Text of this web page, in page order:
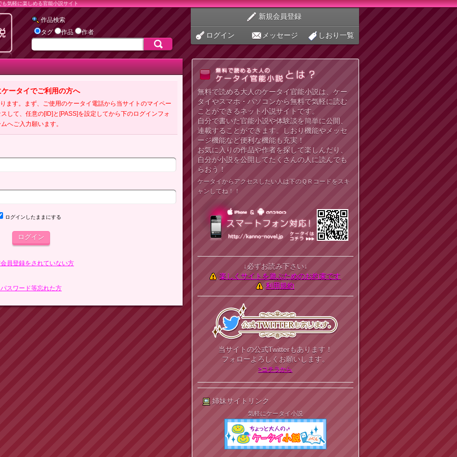
気軽に楽しめる官能小説サイト
作品検索
タグ
作品 作者
新規会員登録
ログイン メッセージ しおり一覧
ータイでご利用の方へ
ます。まず、ご使用のケータイ電話から当サイトのマイペー
して、任意の[ID]と[PASS]を設定してから下のログインフォ
へご入力願います。
ログインしたままにする
員登録をされていない方
スワード等忘れた方
無料で読める大人のケータイ官能小説は、ケー
タイやスマホ・パソコンから無料で気軽に読む
ことができるネット小説サイトです。
自分で書いた官能小説や体験談を簡単に公開、
連載することができます。しおり機能やメッセ
ージ機能など便利な機能も充実！
お気に入りの作品や作者を探して楽しんだり、
自分が小説を公開してたくさんの人に読んでも
らおう！
ケータイからアクセスしたい人は下のＱＲコードをスキ
ャンしてね！！
↓必ずお読み下さい↓
楽しくサイトを遊ぶためのお約束です
利用規約
当サイトの公式Twitterもあります！
フォローよろしくお願いします。
>コチラから
姉妹サイトリンク
気軽にケータイ小説